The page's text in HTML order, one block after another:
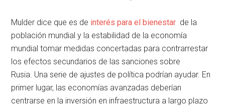
Mulder dice que es de interés para el bienestar de la
población mundial y la estabilidad de la economía
mundial tomar medidas concertadas para contrarrestar
los efectos secundarios de las sanciones sobre
Rusia. Una serie de ajustes de política podrían ayudar. En
primer lugar, las economías avanzadas deberían
centrarse en la inversión en infraestructura a largo plazo